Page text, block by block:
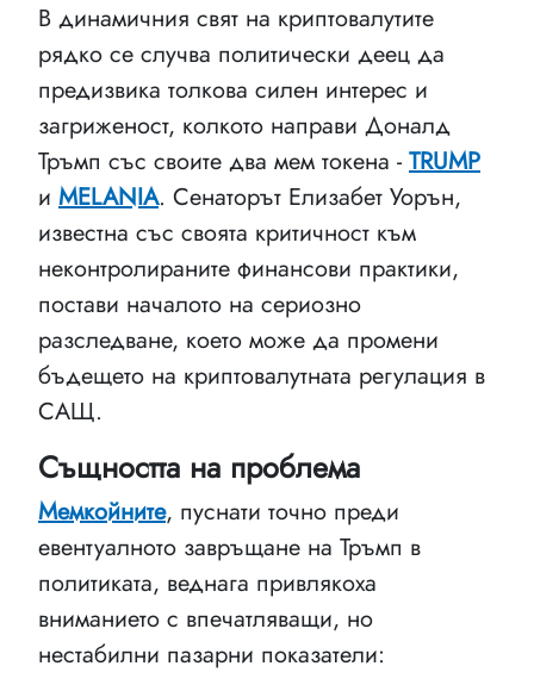
В динамичния свят на криптовалутите
рядко се случва политически деец да
предизвика толкова силен интерес и
загриженост, колкото направи Доналд
Тръмп със своите два мем токена - TRUMP
и MELANIA. Сенаторът Елизабет Уорън,
известна със своята критичност към
неконтролираните финансови практики,
постави началото на сериозно
разследване, което може да промени
бъдещето на криптовалутната регулация в
САЩ.
Същността на проблема
Мемкойните, пуснати точно преди
евентуалното завръщане на Тръмп в
политиката, веднага привлякоха
вниманието с впечатляващи, но
нестабилни пазарни показатели: